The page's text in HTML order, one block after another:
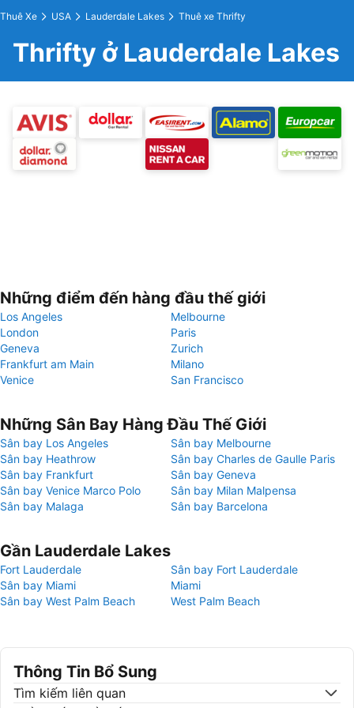
Thuê Xe USA Lauderdale Lakes Thuê xe Thrifty
Thrifty ở Lauderdale Lakes
Những điểm đến hàng đầu thế giới
Los Angeles
Melbourne
London
Paris
Geneva
Zurich
Frankfurt am Main
Milano
Venice
San Francisco
Những Sân Bay Hàng Đầu Thế Giới
Sân bay Los Angeles
Sân bay Melbourne
Sân bay Heathrow
Sân bay Charles de Gaulle Paris
Sân bay Frankfurt
Sân bay Geneva
Sân bay Venice Marco Polo
Sân bay Milan Malpensa
Sân bay Malaga
Sân bay Barcelona
Gần Lauderdale Lakes
Fort Lauderdale
Sân bay Fort Lauderdale
Sân bay Miami
Miami
Sân bay West Palm Beach
West Palm Beach
Thông Tin Bổ Sung
Tìm kiếm liên quan